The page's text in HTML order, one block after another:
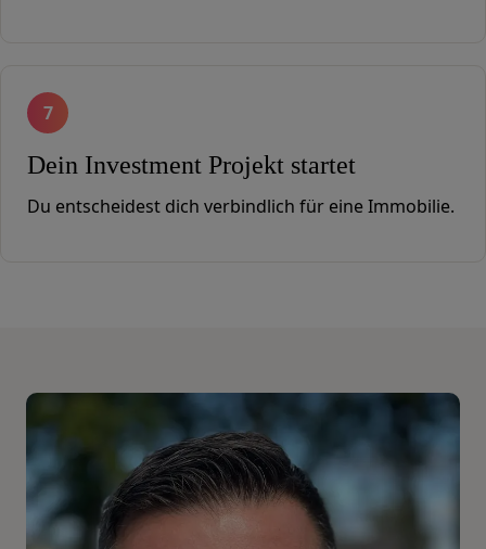
7
Dein Investment Projekt startet
Du entscheidest dich verbindlich für eine Immobilie.